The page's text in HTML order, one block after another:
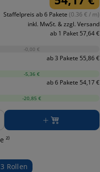
Staffelpreis ab 6 Pakete (0.36 € / m)
inkl. MwSt. & zzgl. Versand
ab 1 Paket 57,64 €
-0,00 €
ab 3 Pakete 55,86 €
-5,36 €
ab 6 Pakete 54,17 €
-20,85 €
²⁾
3 Rollen